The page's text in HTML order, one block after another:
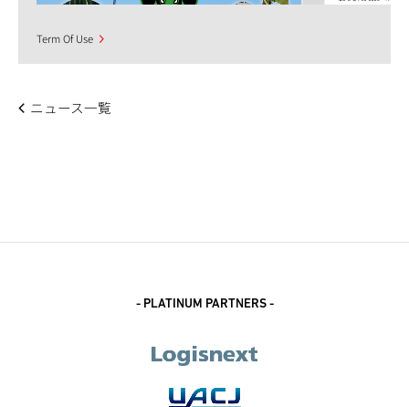
Term Of Use
ニュース一覧
- PLATINUM PARTNERS -